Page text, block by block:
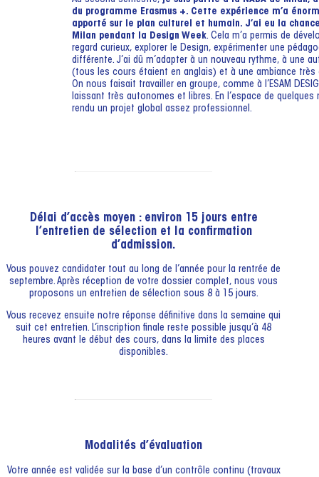
du programme Erasmus +. Cette expérience m’a
apporté sur le plan culturel et humain. J’ai eu la
Milan pendant la Design Week. Cela m’a permis de
regard curieux, explorer le Design, expérimenter une
différente. J’ai dû m’adapter à un nouveau rythme, à une
(tous les cours étaient en anglais) et à une ambiance très
On nous faisait travailler en groupe, comme à l’ESAM
laissant très autonomes et libres. En l’espace de quelques
rendu un projet global assez professionnel.
Délai d’accès moyen : environ 15 jours entre
l’entretien de sélection et la confirmation
d’admission.
Vous pouvez candidater tout au long de l’année pour la rentrée de
septembre. Après réception de votre dossier complet, nous vous
proposons un entretien de sélection sous 8 à 15 jours.
Vous recevez ensuite notre réponse définitive dans la semaine qui
suit cet entretien. L’inscription finale reste possible jusqu’à 48
heures avant le début des cours, dans la limite des places
disponibles.
Modalités d’évaluation
Votre année est validée sur la base d’un contrôle continu (travaux